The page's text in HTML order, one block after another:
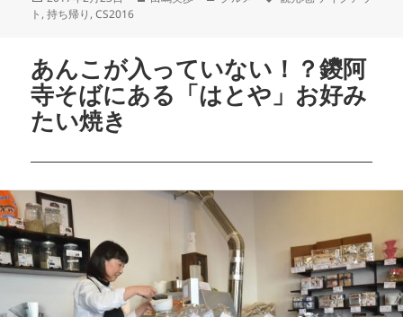
ト ,持ち帰り ,CS2016
あんこが入っていない！？鑁阿
寺そばにある「はとや」お好み
たい焼き